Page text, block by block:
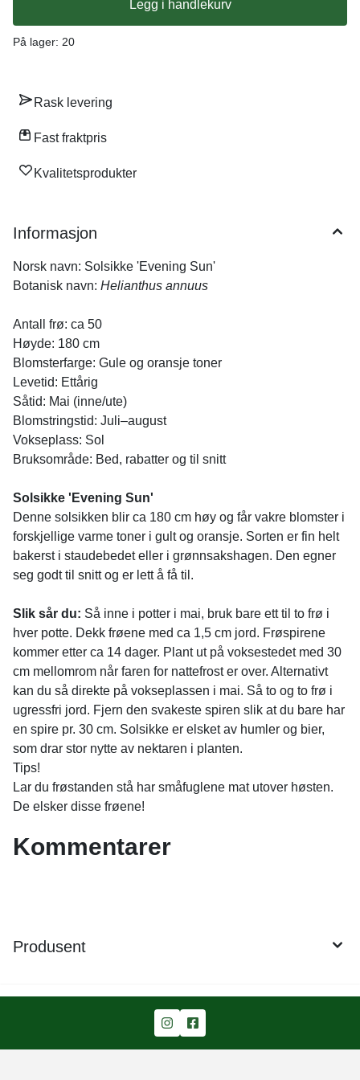
to frø i ugressfri jord. Fjern den svakeste spiren slik at du bare
har en spire pr. 30 cm. Solsikke er elsket av humler og bier, som
drar stor nytte av nektaren i planten. Tips! Lar du frøstanden stå
har småfuglene mat utover høsten. De elsker disse frøene!
Legg i handlekurv
På lager: 20
Rask levering
Fast fraktpris
Kvalitetsprodukter
Informasjon
Norsk navn: Solsikke 'Evening Sun'
Botanisk navn: Helianthus annuus
Antall frø: ca 50
Høyde: 180 cm
Blomsterfarge: Gule og oransje toner
Levetid: Ettårig
Såtid: Mai (inne/ute)
Blomstringstid: Juli–august
Vokseplass: Sol
Bruksområde: Bed, rabatter og til snitt
Solsikke 'Evening Sun'
Denne solsikken blir ca 180 cm høy og får vakre blomster i
forskjellige varme toner i gult og oransje. Sorten er fin helt
bakerst i staudebedet eller i grønnsakshagen. Den egner
seg godt til snitt og er lett å få til.
Slik sår du: Så inne i potter i mai, bruk bare ett til to frø i
hver potte. Dekk frøene med ca 1,5 cm jord. Frøspirene
kommer etter ca 14 dager. Plant ut på voksestedet med 30
cm mellomrom når faren for nattefrost er over. Alternativt
kan du så direkte på vokseplassen i mai. Så to og to frø i
ugressfri jord. Fjern den svakeste spiren slik at du bare har
en spire pr. 30 cm. Solsikke er elsket av humler og bier,
som drar stor nytte av nektaren i planten.
Tips!
Lar du frøstanden stå har småfuglene mat utover høsten.
De elsker disse frøene!
Kommentarer
Produsent